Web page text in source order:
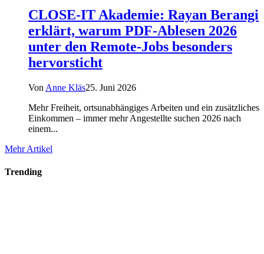
CLOSE-IT Akademie: Rayan Berangi
erklärt, warum PDF-Ablesen 2026
unter den Remote-Jobs besonders
hervorsticht
Von Anne Kläs25. Juni 2026
Mehr Freiheit, ortsunabhängiges Arbeiten und ein zusätzliches
Einkommen – immer mehr Angestellte suchen 2026 nach
einem...
Mehr Artikel
Trending